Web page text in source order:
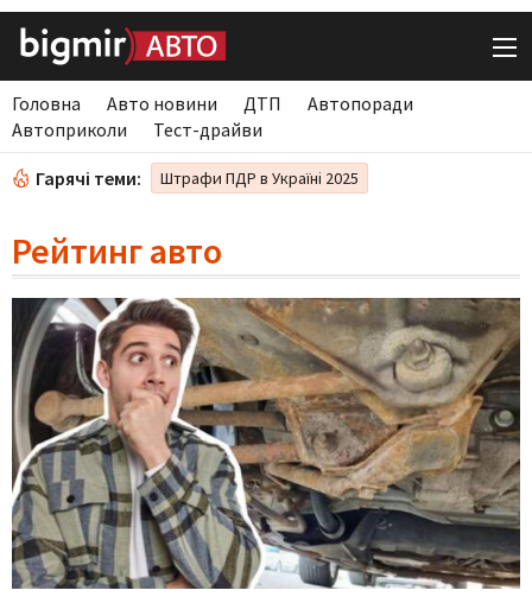
Головна Авто новини ДТП
Автопоради
Автоприколи
Тест-драйви
Гарячі теми: Штрафи ПДР в Україні 2025
Рейтинг авто